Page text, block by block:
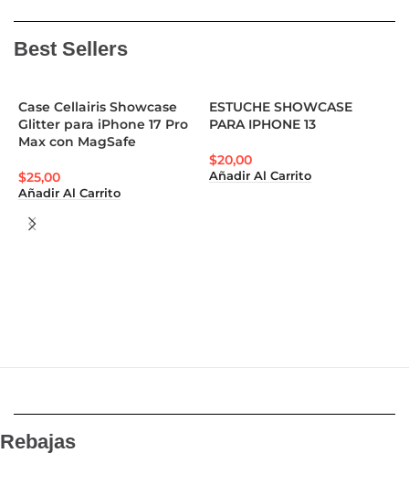
Best Sellers
Case Cellairis Showcase
Glitter para iPhone 17 Pro
Max con MagSafe
$25,00
Añadir Al Carrito
ESTUCHE SHOWCASE
PARA IPHONE 13
$20,00
Añadir Al Carrito
Rebajas